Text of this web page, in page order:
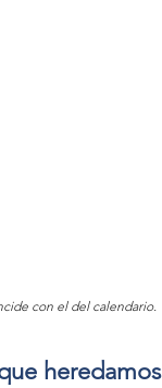
con el del calendario.
heredamos